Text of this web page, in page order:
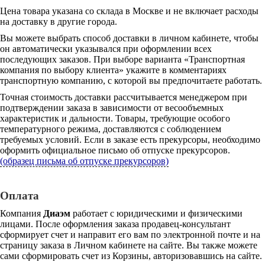
Цена товара указана со склада в Москве и не включает расходы
на доставку в другие города.
Вы можете выбрать способ доставки в личном кабинете, чтобы
он автоматически указывался при оформлении всех
последующих заказов. При выборе варианта «Транспортная
компания по выбору клиента» укажите в комментариях
транспортную компанию, с которой вы предпочитаете работать.
Точная стоимость доставки рассчитывается менеджером при
подтверждении заказа в зависимости от весообъемных
характеристик и дальности. Товары, требующие особого
температурного режима, доставляются с соблюдением
требуемых условий. Если в заказе есть прекурсоры, необходимо
оформить официальное письмо об отпуске прекурсоров.
(образец письма об отпуске прекурсоров)
Оплата
Компания Диаэм работает с юридическими и физическими
лицами. После оформления заказа продавец-консультант
сформирует счет и направит его вам по электронной почте и на
страницу заказа в Личном кабинете на сайте. Вы также можете
сами сформировать счет из Корзины, авторизовавшись на сайте.